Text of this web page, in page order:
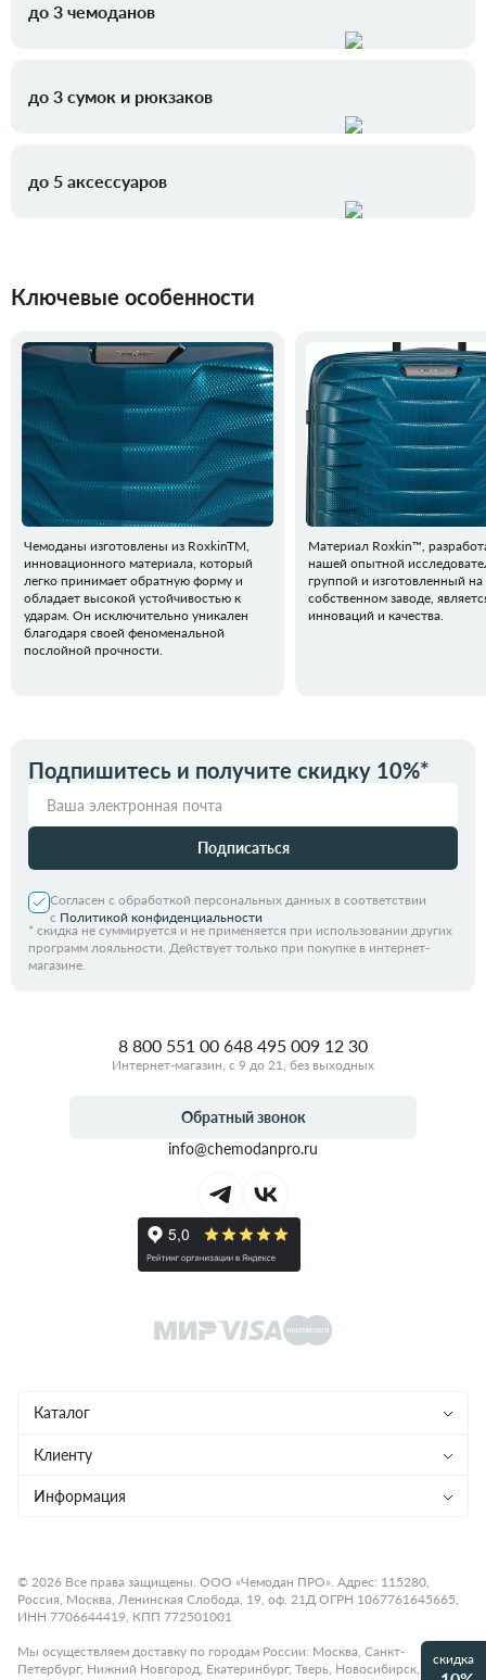
до 3 чемоданов
до 3 сумок и рюкзаков
до 5 аксессуаров
Ключевые особенности
Чемоданы изготовлены из RoxkinTM,
инновационного материала, который
легко принимает обратную форму и
обладает высокой устойчивостью к
ударам. Он исключительно уникален
благодаря своей феноменальной
послойной прочности.
Материал Roxkin™,
нашей опытной
группой и изготовленный на
собственном заводе,
инноваций и качества.
Подпишитесь и получите скидку 10%*
Подписаться
Согласен с обработкой персональных данных в соответствии
с Политикой конфиденциальности
* скидка не суммируется и не применяется при использовании других
программ лояльности. Действует только при покупке в интернет-
магазине.
Каталог
Чемоданы
Рюкзаки
Аксессуары
Премиум
Клиенту
Магазины
Гарантия и возврат
Информация
Программа лояльности
Подарочные карты
Статьи
8 800 551 00 648 495 009 12 30
Интернет-магазин, с 9 до 21, без выходных
Обратный звонок
info@chemodanpro.ru
© 2026 Все права защищены. ООО «Чемодан ПРО». Адрес: 115280,
Россия, Москва, Ленинская Слобода, 19, оф. 21Д ОГРН 1067761645665,
ИНН 7706644419, КПП 772501001
Мы осуществляем доставку по городам России: Москва, Санкт-
Петербург, Нижний Новгород, Екатеринбург, Тверь, Новосибирск,
скидка